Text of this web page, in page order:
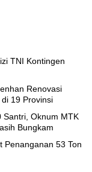
TNI Kontingen
Renovasi
19 Provinsi
Santri, Oknum MTK
Bungkam
Penanganan 53 Ton